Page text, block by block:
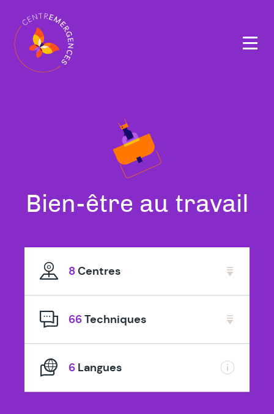
Tous
thérapeutes
spécialisé
en
Bien-être au travail
8Centres
66Techniques
6 Langues
Navigation
principale